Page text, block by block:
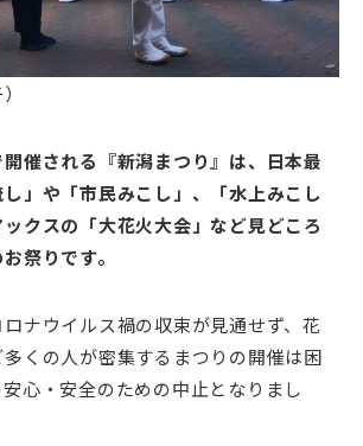
催される『新潟まつり』は、日本最
」や「市民みこし」、「水上みこし
クスの「大花火大会」など見どころ
祭りです。
ナウイルス禍の収束が見通せず、花
くの人が密集するまつりの開催は困
心・安全のための中止となりまし